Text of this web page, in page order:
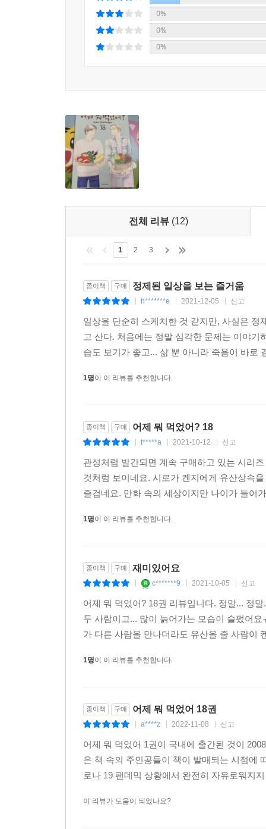
0%
0%
0%
전체 리뷰 (12)
1 2 3
종이책 구매 정제된 일상을 보는 즐거움
h*******e 2021-12-05 신고
일상을 단순히 스케치한 것 같지만, 사실은
고 산다. 처음에는 정말 심각한 문제는 이야
습도 보기가 좋고... 삶 뿐 아니라 죽음이 바로
1명이 이 리뷰를 추천합니다.
종이책 구매 어제 뭐 먹었어? 18
t*****a 2021-10-12 신고
관성처럼 발간되면 계속 구매하고 있는 시리
것처럼 보이네요. 시로가 켄지에게 유산상속
즐겁네요. 만화 속의 세상이지만 나이가 들어
1명이 이 리뷰를 추천합니다.
종이책 구매 재미있어요
c*******9 2021-10-05 신고
어제 뭐 먹었어? 18권 리뷰입니다. 정말... 정
두 사람이고... 많이 늙어가는 모습이 슬펐어
가 다른 사람을 만나더라도 유산을 줄 사람이
1명이 이 리뷰를 추천합니다.
종이책 구매 어제 뭐 먹었어 18권
a****z 2022-11-08 신고
어제 뭐 먹었어 1권이 국내에 출간된 것이
은 책 속의 주인공들이 책이 발매되는 시점에
로나 19 팬데믹 상황에서 완전히 자유로워지
이 리뷰가 도움이 되었나요?